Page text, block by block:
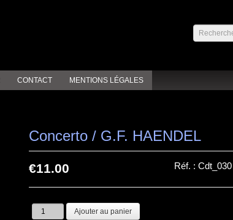
Rechercher
CONTACT MENTIONS LÉGALES
Concerto / G.F. HAENDEL
€11.00 Réf. : Cdt_030